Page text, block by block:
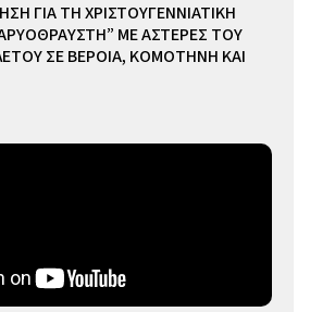
ΓΙΑ ΤΗ ΧΡΙΣΤΟΥΓΕΝΝΙΑΤΙΚΗ
ΜΕ ΑΣΤΕΡΕΣ ΤΟΥ
ΣΕ ΒΕΡΟΙΑ, ΚΟΜΟΤΗΝΗ ΚΑΙ